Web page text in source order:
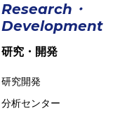
Research・
Development
研究・開発
研究開発
分析センター